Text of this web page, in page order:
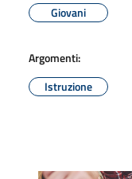
Giovani
Argomenti:
Istruzione